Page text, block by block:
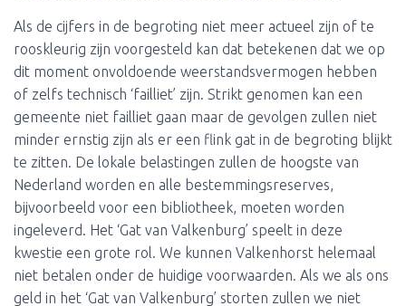
Als de cijfers in de begroting niet meer actueel zijn of te
rooskleurig zijn voorgesteld kan dat betekenen dat we op
dit moment onvoldoende weerstandsvermogen hebben
of zelfs technisch ‘failliet’ zijn. Strikt genomen kan een
gemeente niet failliet gaan maar de gevolgen zullen niet
minder ernstig zijn als er een flink gat in de begroting blijkt
te zitten. De lokale belastingen zullen de hoogste van
Nederland worden en alle bestemmingsreserves,
bijvoorbeeld voor een bibliotheek, moeten worden
ingeleverd. Het ‘Gat van Valkenburg’ speelt in deze
kwestie een grote rol. We kunnen Valkenhorst helemaal
niet betalen onder de huidige voorwaarden. Als we als ons
geld in het ‘Gat van Valkenburg’ storten zullen we niet